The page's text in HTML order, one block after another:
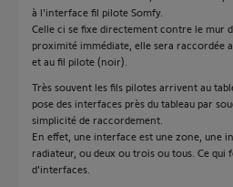
à l'interface fil pilote Somfy.
Celle ci se fixe directement contre le mur
proximité immédiate, elle sera raccordée
et au fil pilote (noir).
Très souvent les fils pilotes arrivent au
pose des interfaces près du tableau par
simplicité de raccordement.
En effet, une interface est une zone, une
radiateur, ou deux ou trois ou tous. Ce qui
d'interfaces.